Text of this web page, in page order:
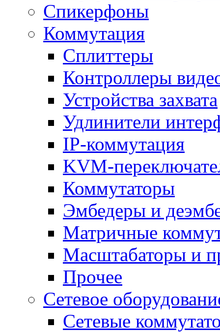
Спикерфоны
Коммутация
Сплиттеры
Контроллеры
Устройства захвата
Удлинители
IP-коммутация
KVM-
Коммутаторы
Эмбедеры и
Матричные
Масштабаторы и
Прочее
Сетевое
Сетевые